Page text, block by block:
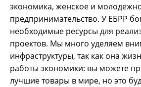
экономика, женское и
предпринимательство. У ЕБРР
необходимые ресурсы для
проектов. Мы много уделяем
инфраструктуры, так как она
работы экономики: вы можете
лучшие товары в мире, но это